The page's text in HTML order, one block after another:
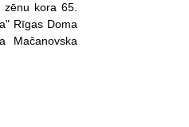
zēnu kora 65.
Rīgas Doma
Mačanovska